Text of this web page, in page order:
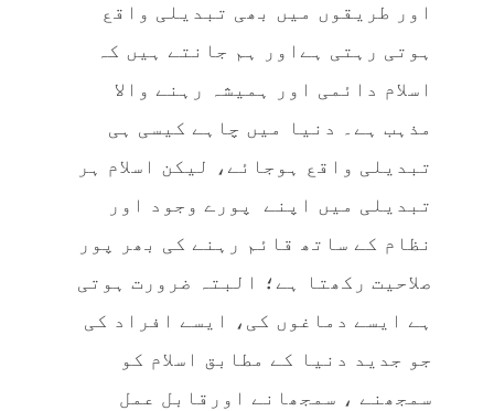
اور طریقوں میں بھی تبدیلی واقع
ہوتی رہتی ہےاور ہم جانتے ہیں کہ
اسلام دائمی اور ہمیشہ رہنے والا
مذہب ہے۔ دنیا میں چاہے کیسی ہی
تبدیلی واقع ہوجائے، لیکن اسلام ہر
تبدیلی میں اپنے پورے وجود اور
نظام کے ساتھ قائم رہنے کی بھر پور
صلاحیت رکھتا ہے؛ البتہ ضرورت ہوتی
ہے ایسے دماغوں کی، ایسے افراد کی
جو جدید دنیا کے مطابق اسلام کو
سمجھنے ، سمجھانے اورقابل عمل